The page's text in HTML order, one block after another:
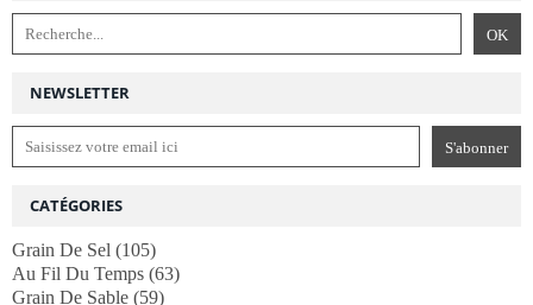
NEWSLETTER
CATÉGORIES
Grain De Sel (105)
Au Fil Du Temps (63)
Grain De Sable (59)